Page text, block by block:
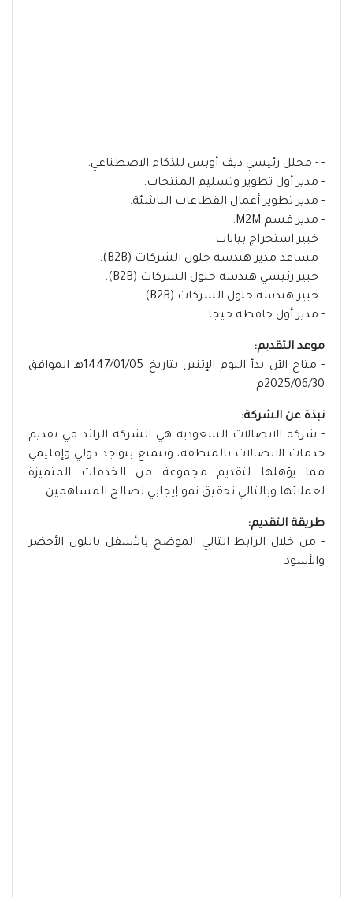
- - محلل رئيسي ديف أوبس للذكاء الاصطناعي.
- مدير أول تطوير وتسليم المنتجات.
- مدير تطوير أعمال القطاعات الناشئة.
- مدير قسم M2M.
- خبير استخراج بيانات.
- مساعد مدير هندسة حلول الشركات (B2B).
- خبير رئيسي هندسة حلول الشركات (B2B).
- خبير هندسة حلول الشركات (B2B).
- مدير أول حافظة جيجا.
موعد التقديم:
- متاح الآن بدأ اليوم الإثنين بتاريخ 1447/01/05هـ الموافق
2025/06/30م.
نبذة عن الشركة:
- شركة الاتصالات السعودية هي الشركة الرائد في تقديم
خدمات الاتصالات بالمنطقة، وتتمتع بتواجد دولي وإقليمي
مما يؤهلها لتقديم مجموعة من الخدمات المتميزة
لعملائها وبالتالي تحقيق نمو إيجابي لصالح المساهمين.
طريقة التقديم:
- من خلال الرابط التالي الموضح بالأسفل باللون الأخضر
والأسود